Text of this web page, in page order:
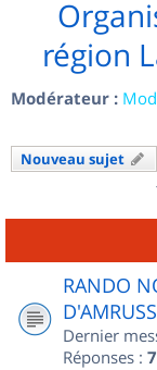
région
Modérateur :
Nouveau sujet
RANDO
Dernier
Réponses : 7